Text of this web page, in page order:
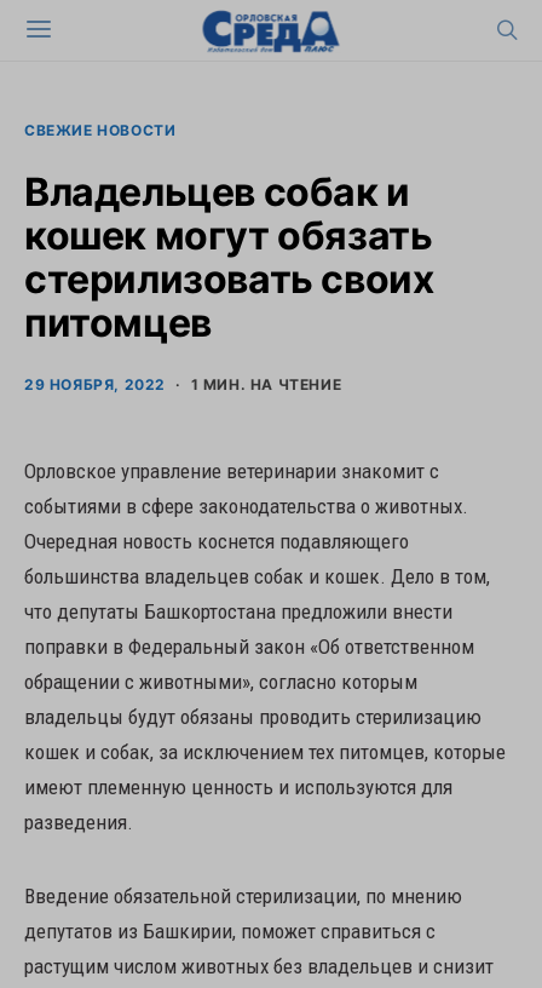
СВЕЖИЕ НОВОСТИ
Владельцев собак и
кошек могут обязать
стерилизовать своих
питомцев
29 НОЯБРЯ, 2022 1 МИН. НА ЧТЕНИЕ
Орловское управление ветеринарии знакомит с
событиями в сфере законодательства о животных.
Очередная новость коснется подавляющего
большинства владельцев собак и кошек. Дело в том,
что депутаты Башкортостана предложили внести
поправки в Федеральный закон «Об ответственном
обращении с животными», согласно которым
владельцы будут обязаны проводить стерилизацию
кошек и собак, за исключением тех питомцев, которые
имеют племенную ценность и используются для
разведения.
Введение обязательной стерилизации, по мнению
депутатов из Башкирии, поможет справиться с
растущим числом животных без владельцев и снизит